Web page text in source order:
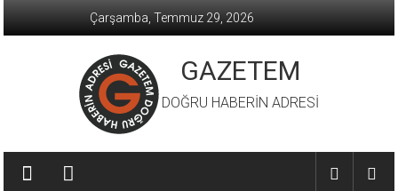
Çarşamba, Temmuz 29, 2026
GAZETEM
DOĞRU HABERİN ADRESİ